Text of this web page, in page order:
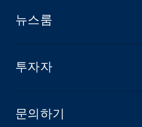
뉴스룸
투자자
문의하기